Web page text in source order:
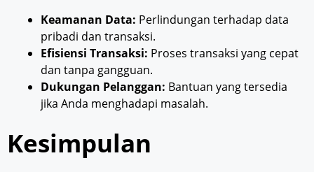
Keamanan Data: Perlindungan terhadap data
pribadi dan transaksi.
Efisiensi Transaksi: Proses transaksi yang cepat
dan tanpa gangguan.
Dukungan Pelanggan: Bantuan yang tersedia
jika Anda menghadapi masalah.
Kesimpulan